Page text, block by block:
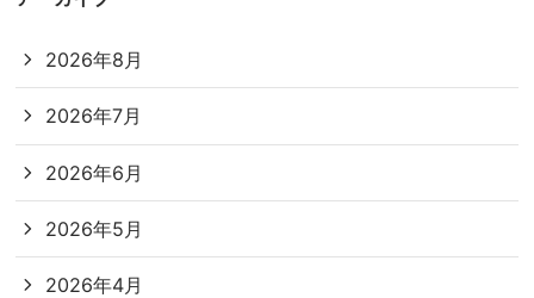
2026年8月
2026年7月
2026年6月
2026年5月
2026年4月